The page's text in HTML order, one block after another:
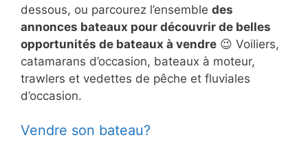
dessous, ou parcourez l’ensemble des
annonces bateaux pour découvrir de belles
opportunités de bateaux à vendre 😉 Voiliers,
catamarans d’occasion, bateaux à moteur,
trawlers et vedettes de pêche et fluviales
d’occasion.
Vendre son bateau?